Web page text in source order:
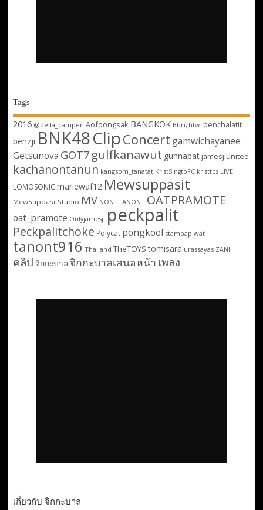
Tags
2016 @bella_campen Aofpongsak BANGKOK Bbrightvc benchalatit
benzji BNK48ClipConcert gamwichayanee
Getsunova GOT7 gulfkanawut gunnapat jamesjiunited
kachanontanun kangsom_tanatat KristSingtoFC kristtps LIVE
LOMOSONIC mariewaf12 Mewsuppasit
MewSuppasitStudio MV NONTTANONT OATPRAMOTE
oat_pramote Onlyjamesji peckpalit
Peckpalitchoke Polycat pongkool stampapiwat
tanont916 Thailand TheTOYS tomisara urassayas ZANI
คลิป จิกกะบาลจิกกะบาลเสนอหน้า เพลง
เกี่ยวกับ จิกกะบาล